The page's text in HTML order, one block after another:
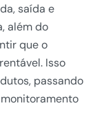
saída e
além do
que o
Isso
passando